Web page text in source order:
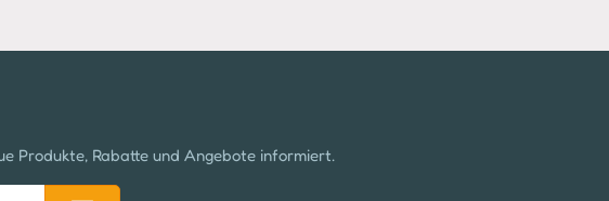
Produkte, Rabatte und Angebote informiert.